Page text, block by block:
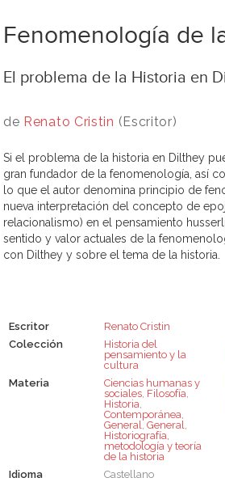
Fenomenología de
El problema de la Historia en
de Renato Cristin (Escritor)
Si el problema de la historia en Dilthey
gran fundador de la fenomenología, así
lo que el autor denomina principio de
nueva interpretación del concepto de
relacionalismo) en el pensamiento
sentido y valor actuales de la
con Dilthey y sobre el tema de la historia.
Escritor
Renato Cristin
Colección
Historia del
pensamiento y la
cultura
Materia
Ciencias humanas y
sociales, Filosofía,
Historia,
Contemporánea,
General, General,
Historiografía,
metodología y teoría
de la historia
Idioma
Castellano